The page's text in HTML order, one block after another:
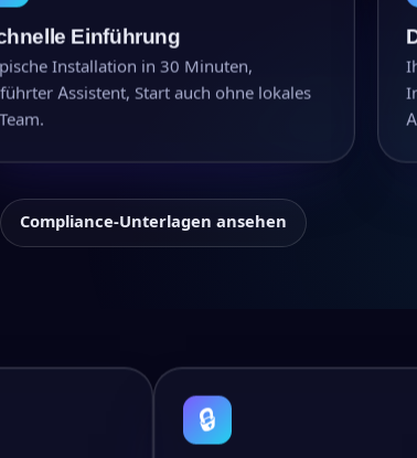
Einführung
Installation in 30 Minuten,
Assistent, Start auch ohne lokales
Compliance-Unterlagen ansehen
🔒